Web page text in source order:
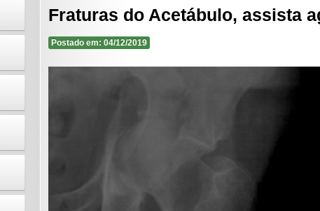
Fraturas do Acetábulo, assista
Postado em: 04/12/2019